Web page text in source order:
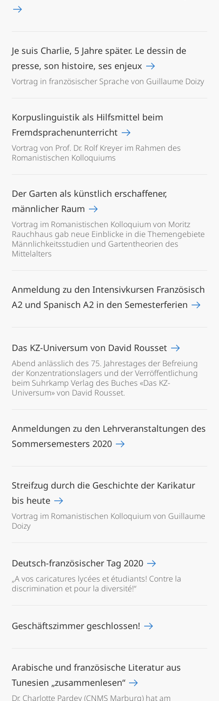
Je suis Charlie, 5 Jahre später. Le dessin de
presse, son histoire, ses enjeux
Vortrag in französischer Sprache von Guillaume Doizy
Korpuslinguistik als Hilfsmittel beim
Fremdsprachenunterricht
Vortrag von Prof. Dr. Rolf Kreyer im Rahmen des
Romanistischen Kolloquiums
Der Garten als künstlich erschaffener,
männlicher Raum
Vortrag im Romanistischen Kolloquium von Moritz
Rauchhaus gab neue Einblicke in die Themengebiete
Männlichkeitsstudien und Gartentheorien des
Mittelalters
Anmeldung zu den Intensivkursen Französisch
A2 und Spanisch A2 in den Semesterferien
Das KZ-Universum von David Rousset
Abend anlässlich des 75. Jahrestages der Befreiung
der Konzentrationslagers und der Verröffentlichung
beim Suhrkamp Verlag des Buches «Das KZ-
Universum» von David Rousset.
Anmeldungen zu den Lehrveranstaltungen des
Sommersemesters 2020
Streifzug durch die Geschichte der Karikatur
bis heute
Vortrag im Romanistischen Kolloquium von Guillaume
Doizy
Deutsch-französischer Tag 2020
„A vos caricatures lycées et étudiants! Contre la
discrimination et pour la diversité!“
Geschäftszimmer geschlossen!
Arabische und französische Literatur aus
Tunesien „zusammenlesen“
Dr. Charlotte Pardey (CNMS Marburg) hat am